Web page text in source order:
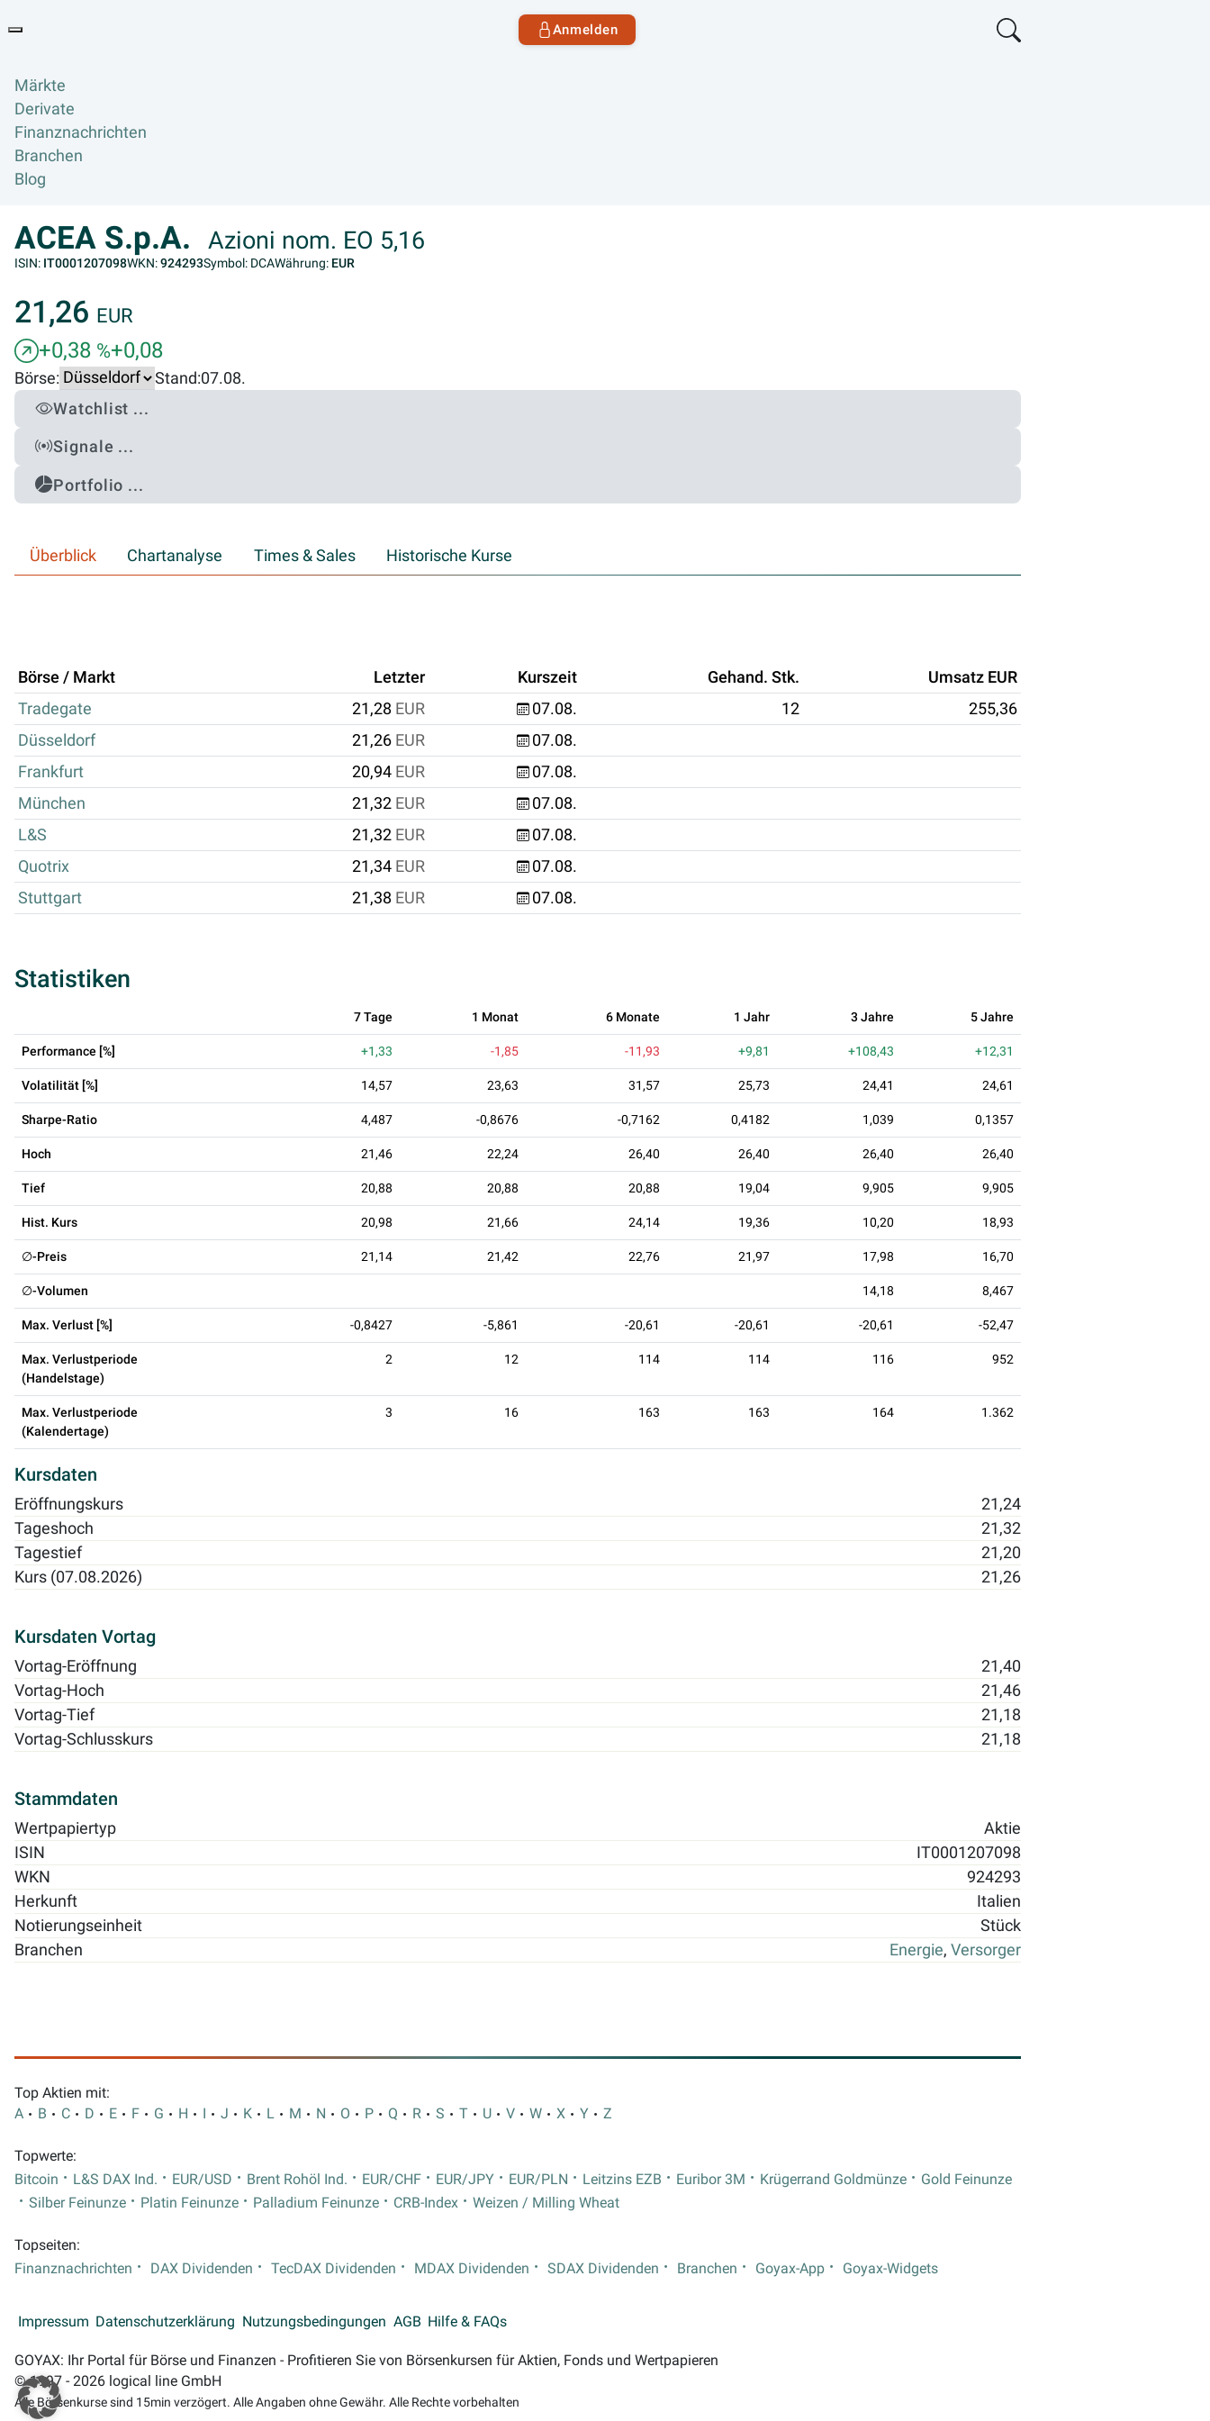
Anmelden
Märkte
Derivate
Finanznachrichten
Branchen
Blog
ACEA S.p.A. Azioni nom. EO 5,16
ISIN: IT0001207098WKN:924293Symbol: DCAWährung: EUR
21,26 EUR
+0,38 %+0,08
Börse: Stand:07.08.
Watchlist ...
Signale ...
Portfolio ...
Überblick Chartanalyse Times & Sales Historische Kurse
Börse / Markt Letzter Kurszeit Gehand. Stk.
Umsatz EUR
Tradegate
21,28 EUR 07.08. 12
255,36
Düsseldorf
21,26 EUR
07.08.
Frankfurt
20,94 EUR
07.08.
München
21,32 EUR
07.08.
L&S
21,32 EUR
07.08.
Quotrix
21,34 EUR
07.08.
Stuttgart
21,38 EUR 07.08.
Statistiken
7 Tage 1 Monat 6 Monate 1 Jahr 3 Jahre 5 Jahre
Performance [%] +1,33 -1,85 -11,93 +9,81 +108,43 +12,31
Volatilität [%] 14,57 23,63 31,57 25,73 24,41 24,61
Sharpe-Ratio 4,487 -0,8676 -0,7162 0,4182 1,039 0,1357
Hoch 21,46 22,24 26,40 26,40 26,40 26,40
Tief 20,88 20,88 20,88 19,04 9,905 9,905
Hist. Kurs 20,98 21,66 24,14 19,36 10,20 18,93
∅-Preis 21,14 21,42 22,76 21,97 17,98 16,70
∅-Volumen 14,18 8,467
Max. Verlust [%] -0,8427 -5,861 -20,61 -20,61 -20,61 -52,47
Max. Verlustperiode
(Handelstage)
2 12 114 114 116 952
Max. Verlustperiode
(Kalendertage)
3 16 163 163 164 1.362
Kursdaten
Eröffnungskurs
21,24
Tageshoch
21,32
Tagestief
21,20
Kurs (07.08.2026)
21,26
Kursdaten Vortag
Vortag-Eröffnung
21,40
Vortag-Hoch
21,46
Vortag-Tief
21,18
Vortag-Schlusskurs
21,18
Stammdaten
Wertpapiertyp
Aktie
ISIN
IT0001207098
WKN
924293
Herkunft
Italien
Notierungseinheit
Stück
Branchen
Energie, Versorger
Top Aktien mit:
A
B C D E F G H I J K L M N O P Q R S T U V W X Y Z
Topwerte:
Bitcoin
L&S DAX Ind. EUR/USD Brent Rohöl Ind. EUR/CHF EUR/JPY EUR/PLN Leitzins EZB Euribor 3M Krügerrand Goldmünze
Gold Feinunze
Silber Feinunze
Platin Feinunze Palladium Feinunze CRB-Index Weizen / Milling Wheat
Topseiten:
Finanznachrichten
DAX Dividenden TecDAX Dividenden MDAX Dividenden SDAX Dividenden Branchen Goyax-App Goyax-Widgets
Impressum Datenschutzerklärung Nutzungsbedingungen AGB Hilfe & FAQs
GOYAX: Ihr Portal für Börse und Finanzen - Profitieren Sie von Börsenkursen für Aktien, Fonds und Wertpapieren
© 1997 - 2026 logical line GmbH
Alle Börsenkurse sind 15min verzögert. Alle Angaben ohne Gewähr. Alle Rechte vorbehalten